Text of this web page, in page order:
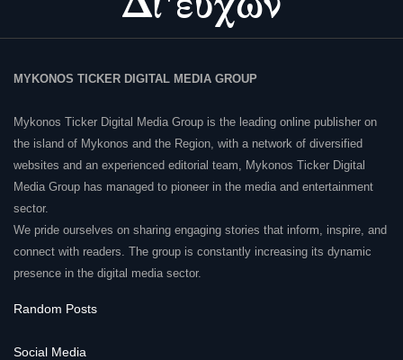
MYKONOS TICKER DIGITAL MEDIA GROUP
Mykonos Ticker Digital Media Group is the leading online publisher on
the island of Mykonos and the Region, with a network of diversified
websites and an experienced editorial team, Mykonos Ticker Digital
Media Group has managed to pioneer in the media and entertainment
sector.
We pride ourselves on sharing engaging stories that inform, inspire, and
connect with readers. The group is constantly increasing its dynamic
presence in the digital media sector.
Random Posts
Social Media